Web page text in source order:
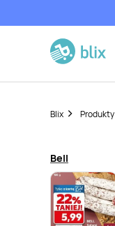
Blix Produkty
Bell